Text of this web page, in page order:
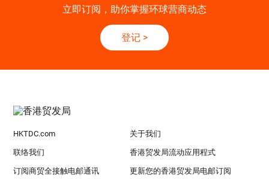
立即订阅，助你掌握环球营商动态
登记 >
HKTDC.com 关于我们
联络我们 香港贸发局流动应用程式
订阅商贸全接触电邮通讯 更新您的香港贸发局电邮订阅